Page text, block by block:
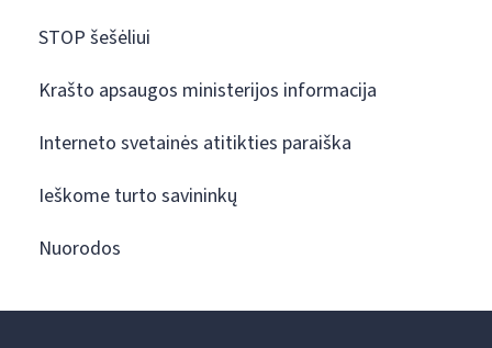
STOP šešėliui
Krašto apsaugos ministerijos informacija
Interneto svetainės atitikties paraiška
Ieškome turto savininkų
Nuorodos